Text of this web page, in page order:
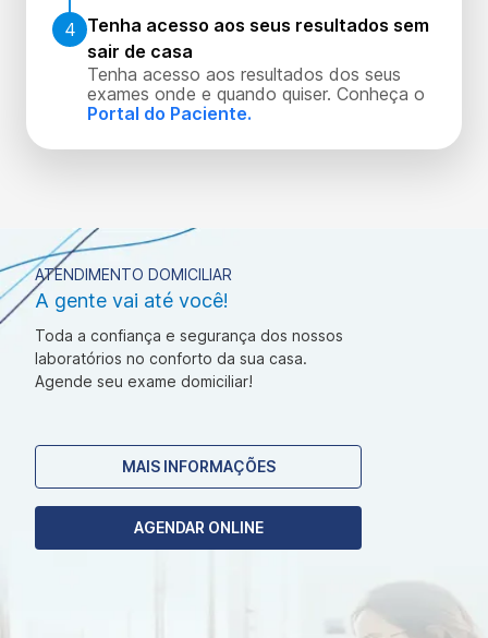
4 Tenha acesso aos seus resultados sem
sair de casa
Tenha acesso aos resultados dos seus
exames onde e quando quiser. Conheça o
Portal do Paciente.
ATENDIMENTO DOMICILIAR
A gente vai até você!
Toda a confiança e segurança dos nossos
laboratórios no conforto da sua casa.
Agende seu exame domiciliar!
MAIS INFORMAÇÕES
AGENDAR ONLINE